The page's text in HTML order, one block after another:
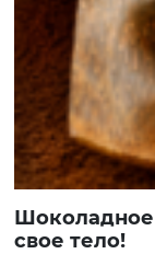
Шоколадное обертывание — побалуй
свое тело!